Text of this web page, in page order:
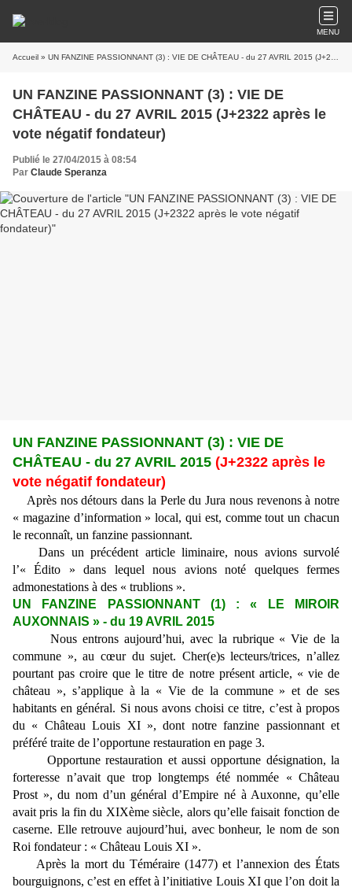
MENU
Accueil » UN FANZINE PASSIONNANT (3) : VIE DE CHÂTEAU - du 27 AVRIL 2015 (J+2322 après le vote négatif fondateur)
UN FANZINE PASSIONNANT (3) : VIE DE
CHÂTEAU - du 27 AVRIL 2015 (J+2322 après le
vote négatif fondateur)
Publié le 27/04/2015 à 08:54
Par Claude Speranza
UN FANZINE PASSIONNANT (3) : VIE DE
CHÂTEAU - du 27 AVRIL 2015 (J+2322 après le
vote négatif fondateur)
Après nos détours dans la Perle du Jura nous revenons à notre
« magazine d’information » local, qui est, comme tout un chacun
le reconnaît, un fanzine passionnant.
Dans un précédent article liminaire, nous avions survolé
l’« Édito » dans lequel nous avions noté quelques fermes
admonestations à des « trublions ».
UN FANZINE PASSIONNANT (1) : « LE MIROIR
AUXONNAIS » - du 19 AVRIL 2015
Nous entrons aujourd’hui, avec la rubrique « Vie de la
commune », au cœur du sujet. Cher(e)s lecteurs/trices, n’allez
pourtant pas croire que le titre de notre présent article, « vie de
château », s’applique à la « Vie de la commune » et de ses
habitants en général. Si nous avons choisi ce titre, c’est à propos
du « Château Louis XI », dont notre fanzine passionnant et
préféré traite de l’opportune restauration en page 3.
Opportune restauration et aussi opportune désignation, la
forteresse n’avait que trop longtemps été nommée « Château
Prost », du nom d’un général d’Empire né à Auxonne, qu’elle
avait pris la fin du XIXème siècle, alors qu’elle faisait fonction de
caserne. Elle retrouve aujourd’hui, avec bonheur, le nom de son
Roi fondateur : « Château Louis XI ».
Après la mort du Téméraire (1477) et l’annexion des États
bourguignons, c’est en effet à l’initiative Louis XI que l’on doit la